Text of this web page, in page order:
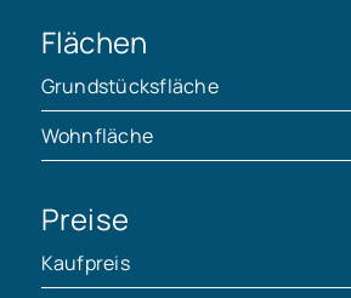
Flächen
Grundstücksfläche
Wohnfläche
Preise
Kaufpreis